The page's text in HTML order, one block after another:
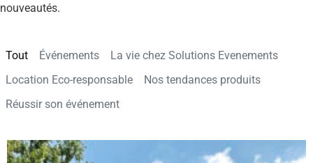
nouveautés.
Événements
La vie chez Solutions Evenements
Location Eco-responsable
Nos tendances produits
Réussir son événement
Tout